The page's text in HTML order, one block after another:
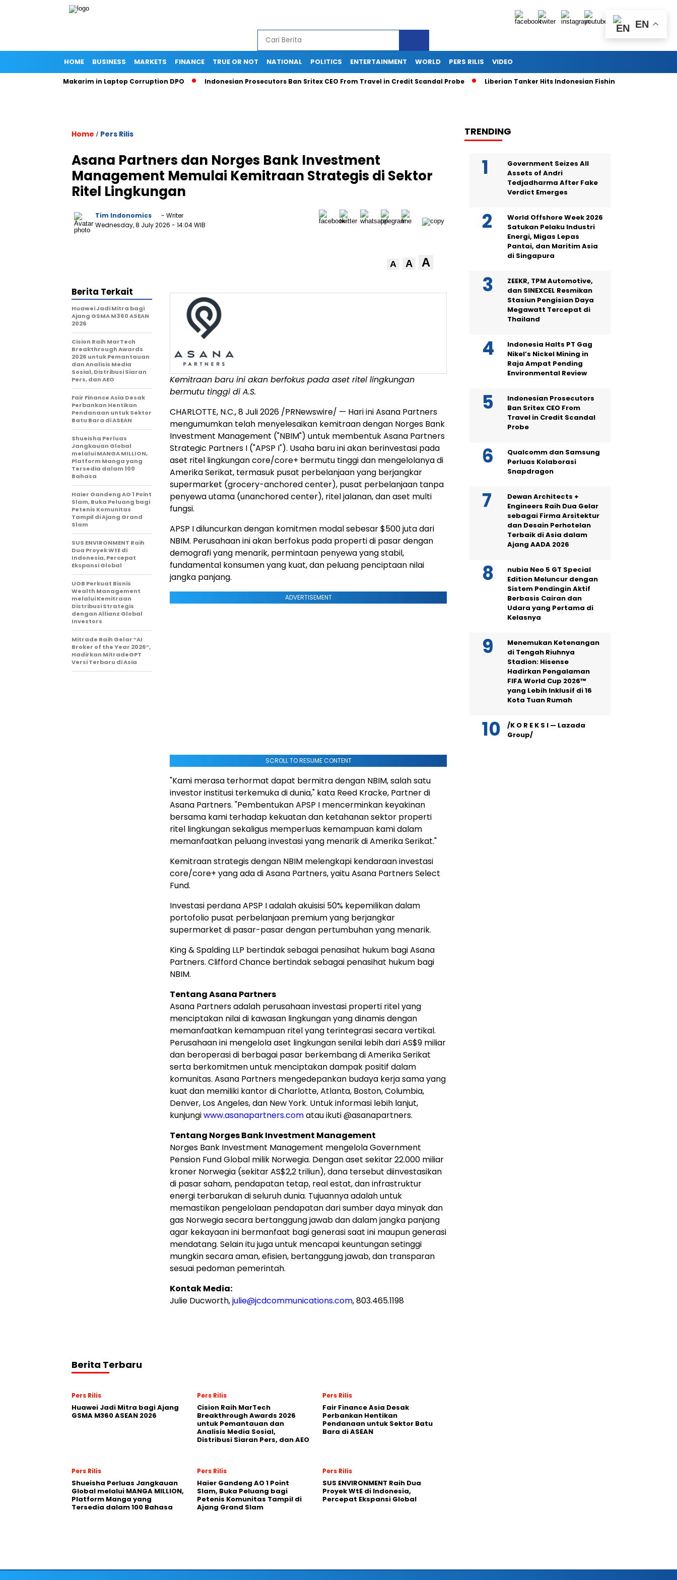
HOME BUSINESS MARKETS FINANCE TRUE OR NOT NATIONAL POLITICS ENTERTAINMENT WORLD PERS RILIS VIDEO
Nadiem Makarim in Laptop Corruption DPO Indonesian Prosecutors Ban Sritex CEO From Travel in Credit Scandal Probe Liberian Tanker Hits Indonesian Fishing Boat, Fleeing After
Home / Pers Rilis
Asana Partners dan Norges Bank Investment
Management Memulai Kemitraan Strategis di Sektor
Ritel Lingkungan
Tim Indonomics
- Writer
Wednesday, 8 July 2026 - 14:04 WIB
A A A
Kemitraan baru ini akan berfokus pada aset ritel lingkungan
bermutu tinggi di A.S.
CHARLOTTE, N.C.,8 Juli 2026 /PRNewswire/ — Hari ini Asana Partners
mengumumkan telah menyelesaikan kemitraan dengan Norges Bank
Investment Management ("NBIM") untuk membentuk Asana Partners
Strategic Partners I ("APSP I"). Usaha baru ini akan berinvestasi pada
aset ritel lingkungan core/core+ bermutu tinggi dan mengelolanya di
Amerika Serikat, termasuk pusat perbelanjaan yang berjangkar
supermarket (grocery-anchored center), pusat perbelanjaan tanpa
penyewa utama (unanchored center), ritel jalanan, dan aset multi
fungsi.
APSP I diluncurkan dengan komitmen modal sebesar $500 juta dari
NBIM. Perusahaan ini akan berfokus pada properti di pasar dengan
demografi yang menarik, permintaan penyewa yang stabil,
fundamental konsumen yang kuat, dan peluang penciptaan nilai
jangka panjang.
ADVERTISEMENT
SCROLL TO RESUME CONTENT
"Kami merasa terhormat dapat bermitra dengan NBIM, salah satu
investor institusi terkemuka di dunia," kata Reed Kracke, Partner di
Asana Partners. "Pembentukan APSP I mencerminkan keyakinan
bersama kami terhadap kekuatan dan ketahanan sektor properti
ritel lingkungan sekaligus memperluas kemampuan kami dalam
memanfaatkan peluang investasi yang menarik di Amerika Serikat."
Kemitraan strategis dengan NBIM melengkapi kendaraan investasi
core/core+ yang ada di Asana Partners, yaitu Asana Partners Select
Fund.
Investasi perdana APSP I adalah akuisisi 50% kepemilikan dalam
portofolio pusat perbelanjaan premium yang berjangkar
supermarket di pasar-pasar dengan pertumbuhan yang menarik.
King & Spalding LLP bertindak sebagai penasihat hukum bagi Asana
Partners. Clifford Chance bertindak sebagai penasihat hukum bagi
NBIM.
Tentang Asana Partners
Asana Partners adalah perusahaan investasi properti ritel yang
menciptakan nilai di kawasan lingkungan yang dinamis dengan
memanfaatkan kemampuan ritel yang terintegrasi secara vertikal.
Perusahaan ini mengelola aset lingkungan senilai lebih dari AS$9 miliar
dan beroperasi di berbagai pasar berkembang di Amerika Serikat
serta berkomitmen untuk menciptakan dampak positif dalam
komunitas. Asana Partners mengedepankan budaya kerja sama yang
kuat dan memiliki kantor di Charlotte, Atlanta, Boston, Columbia,
Denver, Los Angeles, dan New York. Untuk informasi lebih lanjut,
kunjungiwww.asanapartners.comatau ikuti @asanapartners.
Tentang Norges Bank Investment Management
Norges Bank Investment Management mengelola Government
Pension Fund Global milik Norwegia. Dengan aset sekitar 22.000 miliar
kroner Norwegia (sekitar AS$2,2 triliun), dana tersebut diinvestasikan
di pasar saham, pendapatan tetap, real estat, dan infrastruktur
energi terbarukan di seluruh dunia. Tujuannya adalah untuk
memastikan pengelolaan pendapatan dari sumber daya minyak dan
gas Norwegia secara bertanggung jawab dan dalam jangka panjang
agar kekayaan ini bermanfaat bagi generasi saat ini maupun generasi
mendatang. Selain itu juga untuk mencapai keuntungan setinggi
mungkin secara aman, efisien, bertanggung jawab, dan transparan
sesuai pedoman pemerintah.
Kontak Media:
Julie Ducworth,julie@jcdcommunications.com, 803.465.1198
Berita Terkait
Huawei Jadi Mitra bagi
Ajang GSMA M360 ASEAN
2026
Cision Raih MarTech
Breakthrough Awards
2026 untuk Pemantauan
dan Analisis Media
Sosial, Distribusi Siaran
Pers, dan AEO
Fair Finance Asia Desak
Perbankan Hentikan
Pendanaan untuk Sektor
Batu Bara di ASEAN
Shueisha Perluas
Jangkauan Global
melalui MANGA MILLION,
Platform Manga yang
Tersedia dalam 100
Bahasa
Haier Gandeng AO 1 Point
Slam, Buka Peluang bagi
Petenis Komunitas
Tampil di Ajang Grand
Slam
SUS ENVIRONMENT Raih
Dua Proyek WtE di
Indonesia, Percepat
Ekspansi Global
UOB Perkuat Bisnis
Wealth Management
melalui Kemitraan
Distribusi Strategis
dengan Allianz Global
Investors
Mitrade Raih Gelar “AI
Broker of the Year 2026”,
Hadirkan MitradeGPT
Versi Terbaru di Asia
Berita Terbaru
Pers Rilis
Huawei Jadi Mitra bagi Ajang
GSMA M360 ASEAN 2026
Pers Rilis
Cision Raih MarTech
Breakthrough Awards 2026
untuk Pemantauan dan
Analisis Media Sosial,
Distribusi Siaran Pers, dan AEO
Pers Rilis
Fair Finance Asia Desak
Perbankan Hentikan
Pendanaan untuk Sektor Batu
Bara di ASEAN
Pers Rilis
Shueisha Perluas Jangkauan
Global melalui MANGA MILLION,
Platform Manga yang
Tersedia dalam 100 Bahasa
Pers Rilis
Haier Gandeng AO 1 Point
Slam, Buka Peluang bagi
Petenis Komunitas Tampil di
Ajang Grand Slam
Pers Rilis
SUS ENVIRONMENT Raih Dua
Proyek WtE di Indonesia,
Percepat Ekspansi Global
TRENDING
Government Seizes All
Assets of Andri
Tedjadharma After Fake
Verdict Emerges
World Offshore Week 2026
Satukan Pelaku Industri
Energi, Migas Lepas
Pantai, dan Maritim Asia
di Singapura
ZEEKR, TPM Automotive,
dan SINEXCEL Resmikan
Stasiun Pengisian Daya
Megawatt Tercepat di
Thailand
Indonesia Halts PT Gag
Nikel’s Nickel Mining in
Raja Ampat Pending
Environmental Review
Indonesian Prosecutors
Ban Sritex CEO From
Travel in Credit Scandal
Probe
Qualcomm dan Samsung
Perluas Kolaborasi
Snapdragon
Dewan Architects +
Engineers Raih Dua Gelar
sebagai Firma Arsitektur
dan Desain Perhotelan
Terbaik di Asia dalam
Ajang AADA 2026
nubia Neo 5 GT Special
Edition Meluncur dengan
Sistem Pendingin Aktif
Berbasis Cairan dan
Udara yang Pertama di
Kelasnya
Menemukan Ketenangan
di Tengah Riuhnya
Stadion: Hisense
Hadirkan Pengalaman
FIFA World Cup 2026™
yang Lebih Inklusif di 16
Kota Tuan Rumah
/K O R E K S I — Lazada
Group/
EN